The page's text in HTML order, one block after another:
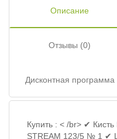
Описание
Отзывы (0)
Дисконтная программа
Купить : < /br> ✔
STREAM 123/5 № 1 ✔